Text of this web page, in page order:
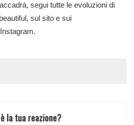
segui tutte le evoluzioni di
sul sito e sui
Instagram.
la tua reazione?